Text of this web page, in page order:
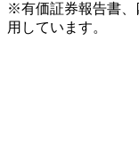
※有価証券報告書、
用しています。